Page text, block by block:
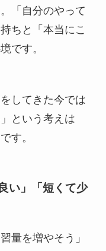
「自分のやって
ちと「本当にこ
です。
してきた今では
という考えは
す。
い」「短くて少
量を増やそう」